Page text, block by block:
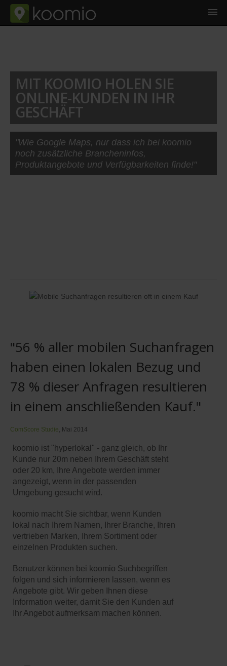
MIT KOOMIO HOLEN SIE
ONLINE-KUNDEN IN IHR
GESCHÄFT
"Wie Google Maps, nur dass ich bei koomio
noch zusätzliche Brancheninfos,
Produktangebote und Verfügbarkeiten finde!"
"56 % aller mobilen Suchanfragen
haben einen lokalen Bezug und
78 % dieser Anfragen resultieren
in einem anschließenden Kauf."
ComScore Studie, Mai 2014
koomio ist "hyperlokal" - ganz gleich, ob Ihr
Kunde nur 20m neben Ihrem Geschäft steht
oder 20 km, Ihre Angebote werden immer
angezeigt, wenn in der passenden
Umgebung gesucht wird.
koomio macht Sie sichtbar, wenn Kunden
lokal nach Ihrem Namen, Ihrer Branche, Ihren
vertrieben Marken, Ihrem Sortiment oder
einzelnen Produkten suchen.
Benutzer können bei koomio Suchbegriffen
folgen und sich informieren lassen, wenn es
Angebote gibt. Wir geben Ihnen diese
Information weiter, damit Sie den Kunden auf
Ihr Angebot aufmerksam machen können.